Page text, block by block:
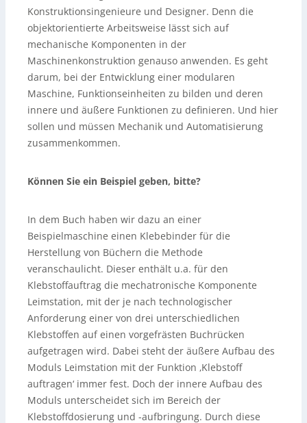
Konstruktionsingenieure und Designer. Denn die
objektorientierte Arbeitsweise lässt sich auf
mechanische Komponenten in der
Maschinenkonstruktion genauso anwenden. Es geht
darum, bei der Entwicklung einer modularen
Maschine, Funktionseinheiten zu bilden und deren
innere und äußere Funktionen zu definieren. Und hier
sollen und müssen Mechanik und Automatisierung
zusammenkommen.
Können Sie ein Beispiel geben, bitte?
In dem Buch haben wir dazu an einer
Beispielmaschine einen Klebebinder für die
Herstellung von Büchern die Methode
veranschaulicht. Dieser enthält u.a. für den
Klebstoffauftrag die mechatronische Komponente
Leimstation, mit der je nach technologischer
Anforderung einer von drei unterschiedlichen
Klebstoffen auf einen vorgefrästen Buchrücken
aufgetragen wird. Dabei steht der äußere Aufbau des
Moduls Leimstation mit der Funktion ‚Klebstoff
auftragen‘ immer fest. Doch der innere Aufbau des
Moduls unterscheidet sich im Bereich der
Klebstoffdosierung und -aufbringung. Durch diese